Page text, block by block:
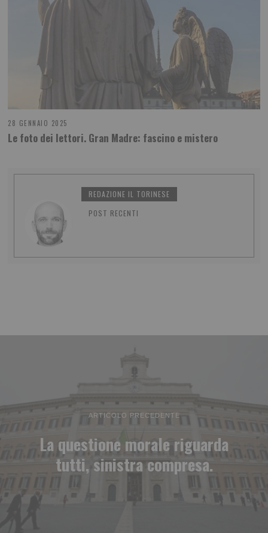
28 GENNAIO 2025
Le foto dei lettori. Gran Madre: fascino e mistero
REDAZIONE IL TORINESE
POST RECENTI
ARTICOLO PRECEDENTE
La questione morale riguarda
tutti, sinistra compresa.